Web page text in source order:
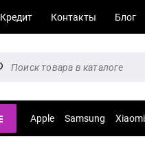
Кредит Контакты Блог
Apple Samsung Xiaomi